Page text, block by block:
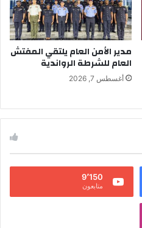
مدير الأمن العام يلتقي المفتش
العام للشرطة الرواندية
أغسطس 7, 2026
9٬150
متابعون